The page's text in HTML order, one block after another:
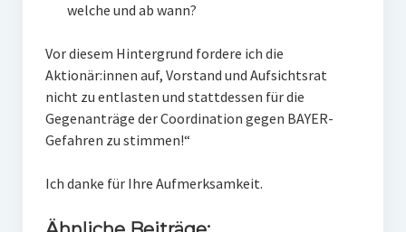
welche und ab wann?
Vor diesem Hintergrund fordere ich die
Aktionär:innen auf, Vorstand und Aufsichtsrat
nicht zu entlasten und stattdessen für die
Gegenanträge der Coordination gegen BAYER-
Gefahren zu stimmen!“
Ich danke für Ihre Aufmerksamkeit.